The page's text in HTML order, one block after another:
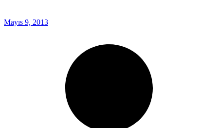
Mayıs 9, 2013